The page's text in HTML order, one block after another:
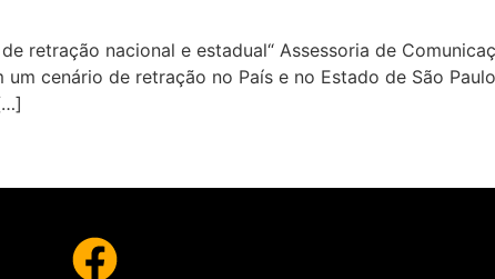
retração nacional e estadual“ Assessoria de
cenário de retração no País e no Estado de São